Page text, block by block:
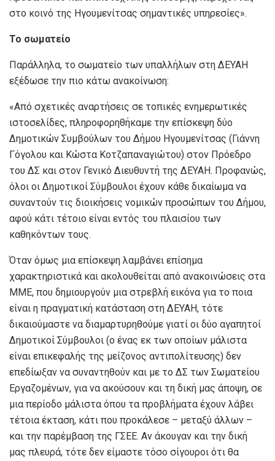
στο κοινό της Ηγουμενίτσας σημαντικές υπηρεσίες».
Το σωματείο
Παράλληλα, το σωματείο των υπαλλήλων στη ΔΕΥΑΗ
εξέδωσε την πιο κάτω ανακοίνωση:
«Από σχετικές αναρτήσεις σε τοπικές ενημερωτικές
ιστοσελίδες, πληροφορηθήκαμε την επίσκεψη δύο
Δημοτικών Συμβούλων του Δήμου Ηγουμενίτσας (Γιάννη
Γόγολου και Κώστα Κοτζαπαναγιώτου) στον Πρόεδρο
του ΔΣ και στον Γενικό Διευθυντή της ΔΕΥΑΗ. Προφανώς,
όλοι οι Δημοτικοί Σύμβουλοι έχουν κάθε δικαίωμα να
συναντούν τις διοικήσεις νομικών προσώπων του Δήμου,
αφού κάτι τέτοιο είναι εντός του πλαισίου των
καθηκόντων τους.
Όταν όμως μια επίσκεψη λαμβάνει επίσημα
χαρακτηριστικά και ακολουθείται από ανακοινώσεις στα
ΜΜΕ, που δημιουργούν μια στρεβλή εικόνα για το ποια
είναι η πραγματική κατάσταση στη ΔΕΥΑΗ, τότε
δικαιούμαστε να διαμαρτυρηθούμε γιατί οι δύο αγαπητοί
Δημοτικοί Σύμβουλοι (ο ένας εκ των οποίων μάλιστα
είναι επικεφαλής της μείζονος αντιπολίτευσης) δεν
επεδίωξαν να συναντηθούν και με το ΔΣ των Σωματείου
Εργαζομένων, για να ακούσουν και τη δική μας άποψη, σε
μια περίοδο μάλιστα όπου τα προβλήματα έχουν λάβει
τέτοια έκταση, κάτι που προκάλεσε – μεταξύ άλλων –
και την παρέμβαση της ΓΣΕΕ. Αν άκουγαν και την δική
μας πλευρά, τότε δεν είμαστε τόσο σίγουροι ότι θα